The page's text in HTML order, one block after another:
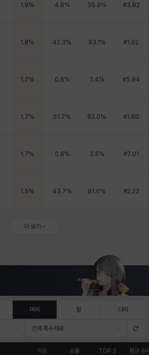
1.9% 4.6% 35.9% #3.82
1.8% 42.3% 93.1 % #1.92
1.7% 0.6% 3.4% #5.94
1.7% 51.7% 92.0% #1.80
1.7% 0.6% 3.5% #7.01
1.5% 43.7% 81.0% #2.22
더 보기
머리 팔 다리
전체 특수재료
픽률 승률 TOP 3 평균 순